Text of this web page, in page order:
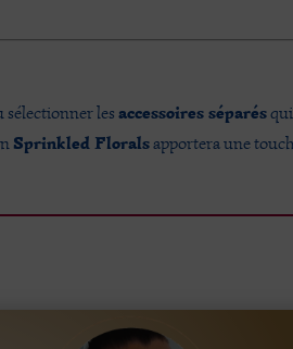
sélectionner lesaccessoires séparés
Sprinkled Floralsapportera une